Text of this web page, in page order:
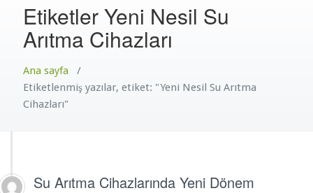
Etiketler Yeni Nesil Su
Arıtma Cihazları
Ana sayfa /
Etiketlenmiş yazılar, etiket: "Yeni Nesil Su Arıtma
Cihazları"
Su Arıtma Cihazlarında Yeni Dönem